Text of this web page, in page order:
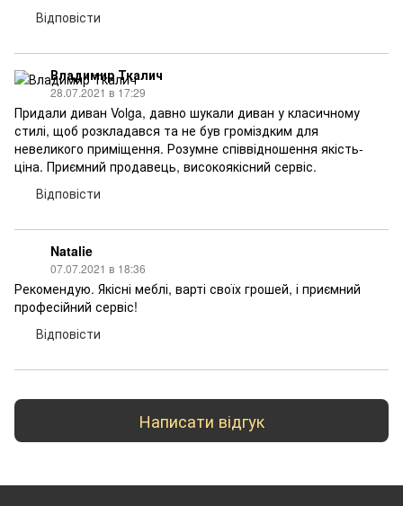
Відповісти
Владимир Ткалич
28.07.2021 в 17:29
Придали диван Volga, давно шукали диван у класичному
стилі, щоб розкладався та не був громіздким для
невеликого приміщення. Розумне співвідношення якість-
ціна. Приємний продавець, високоякісний сервіс.
Відповісти
Natalie
07.07.2021 в 18:36
Рекомендую. Якісні меблі, варті своїх грошей, і приємний
професійний сервіс!
Відповісти
Написати відгук